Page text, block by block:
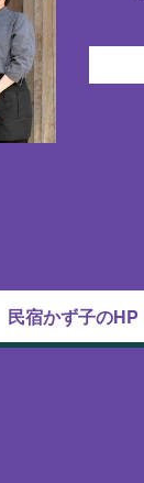
民宿かず子のHP